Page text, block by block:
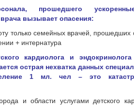
прошедшего
вызывает опасения:
только семейных врачей, прошедших
+ интернатура
кардиолога и
острая нехватка данных
1 мл. чел – это
и области услугами детского